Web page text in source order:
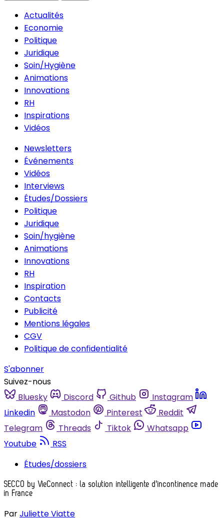
Actualités
Economie
Politique
Juridique
Soin/Hygiène
Animations
Innovations
RH
Inspirations
Vidéos
Newsletters
Événements
Vidéos
Interviews
Études/Dossiers
Politique
Juridique
Soin/hygiène
Animations
Innovations
RH
Inspiration
Contacts
Publicité
Mentions légales
CGV
Politique de confidentialité
S'abonner
Suivez-nous
Bluesky
Discord Github
Instagram
Linkedin
Mastodon Pinterest
Reddit
Telegram
Threads Tiktok
Whatsapp
Youtube
RSS
Études/dossiers
SECCO by VieConnect : la solution intelligente d'incontinence made
in France
ParJuliette Viatte